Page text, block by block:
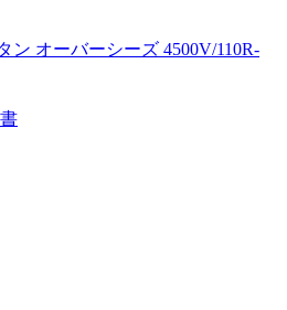
ン オーバーシーズ 4500V/110R-